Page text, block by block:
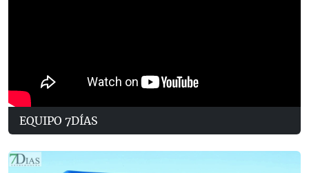
EQUIPO 7DÍAS